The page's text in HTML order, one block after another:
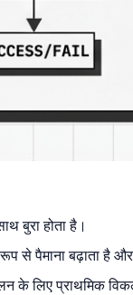
बुरा होता है।
से पैमाना बढ़ाता है
के लिए प्राथमिक